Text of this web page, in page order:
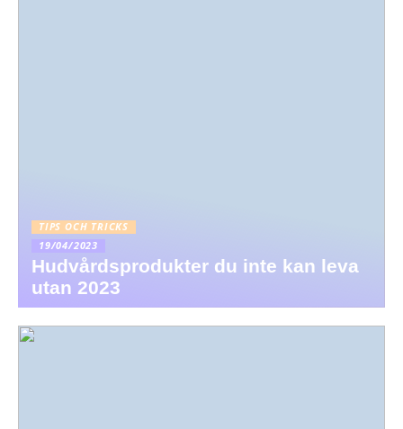
TIPS OCH TRICKS
19/04/2023
Hudvårdsprodukter du inte kan leva
utan 2023